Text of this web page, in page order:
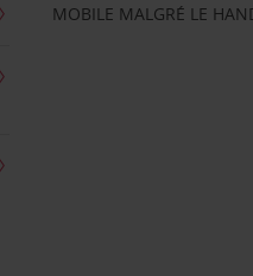
MOBILE MALGRÉ LE